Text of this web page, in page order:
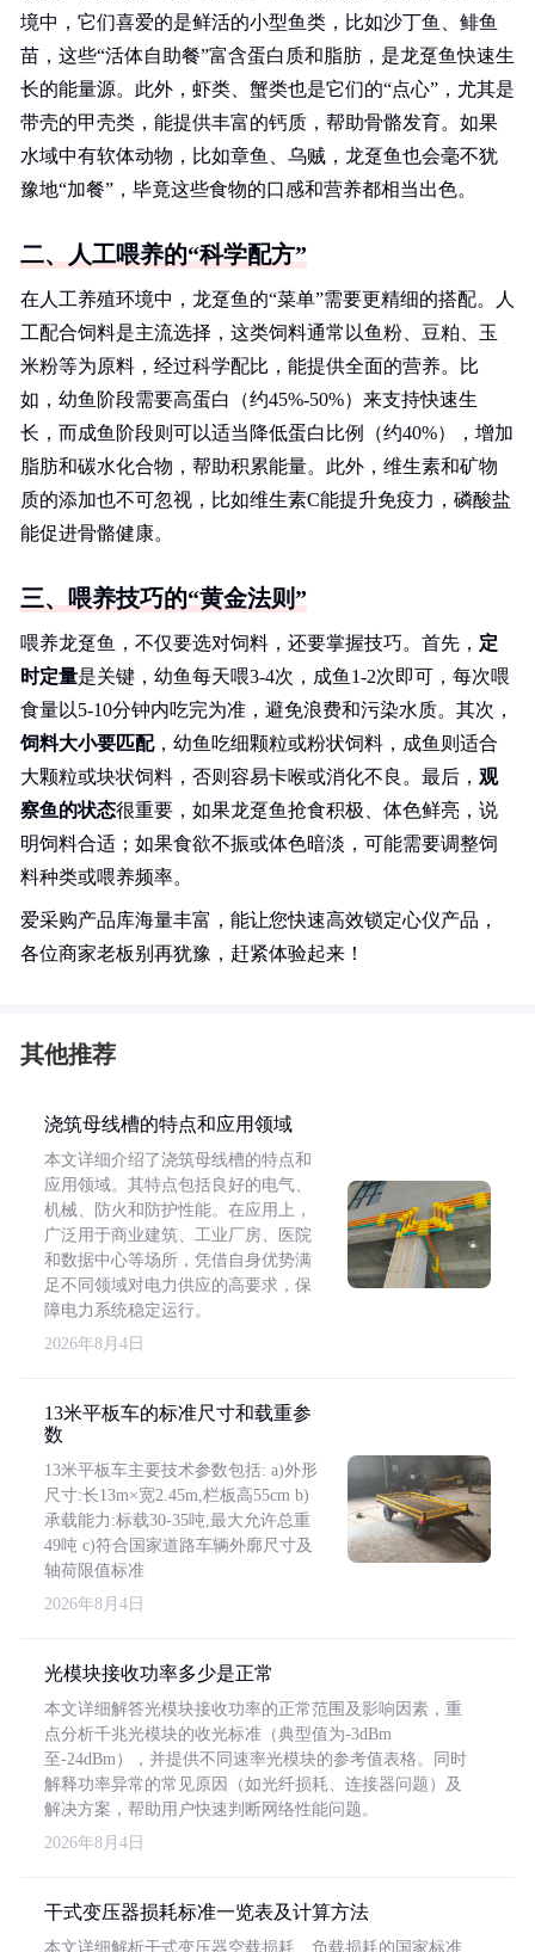
境中，它们喜爱的是鲜活的小型鱼类，比如沙丁鱼、鲱鱼
苗，这些“活体自助餐”富含蛋白质和脂肪，是龙趸鱼快速生
长的能量源。此外，虾类、蟹类也是它们的“点心”，尤其是
带壳的甲壳类，能提供丰富的钙质，帮助骨骼发育。如果
水域中有软体动物，比如章鱼、乌贼，龙趸鱼也会毫不犹
豫地“加餐”，毕竟这些食物的口感和营养都相当出色。
二、人工喂养的“科学配方”
在人工养殖环境中，龙趸鱼的“菜单”需要更精细的搭配。人
工配合饲料是主流选择，这类饲料通常以鱼粉、豆粕、玉
米粉等为原料，经过科学配比，能提供全面的营养。比
如，幼鱼阶段需要高蛋白（约45%-50%）来支持快速生
长，而成鱼阶段则可以适当降低蛋白比例（约40%），增加
脂肪和碳水化合物，帮助积累能量。此外，维生素和矿物
质的添加也不可忽视，比如维生素C能提升免疫力，磷酸盐
能促进骨骼健康。
三、喂养技巧的“黄金法则”
喂养龙趸鱼，不仅要选对饲料，还要掌握技巧。首先， 定
时定量是关键，幼鱼每天喂3-4次，成鱼1-2次即可，每次喂
食量以5-10分钟内吃完为准，避免浪费和污染水质。其次，
饲料大小要匹配，幼鱼吃细颗粒或粉状饲料，成鱼则适合
大颗粒或块状饲料，否则容易卡喉或消化不良。最后， 观
察鱼的状态很重要，如果龙趸鱼抢食积极、体色鲜亮，说
明饲料合适；如果食欲不振或体色暗淡，可能需要调整饲
料种类或喂养频率。
爱采购产品库海量丰富，能让您快速高效锁定心仪产品，
各位商家老板别再犹豫，赶紧体验起来！
其他推荐
浇筑母线槽的特点和应用领域
本文详细介绍了浇筑母线槽的特点和
应用领域。其特点包括良好的电气、
机械、防火和防护性能。在应用上，
广泛用于商业建筑、工业厂房、医院
和数据中心等场所，凭借自身优势满
足不同领域对电力供应的高要求，保
障电力系统稳定运行。
2026年8月4日
13米平板车的标准尺寸和载重参
数
13米平板车主要技术参数包括: a)外形
尺寸:长13m×宽2.45m,栏板高55cm b)
承载能力:标载30-35吨,最大允许总重
49吨 c)符合国家道路车辆外廓尺寸及
轴荷限值标准
2026年8月4日
光模块接收功率多少是正常
本文详细解答光模块接收功率的正常范围及影响因素，重
点分析千兆光模块的收光标准（典型值为-3dBm
至-24dBm），并提供不同速率光模块的参考值表格。同时
解释功率异常的常见原因（如光纤损耗、连接器问题）及
解决方案，帮助用户快速判断网络性能问题。
2026年8月4日
干式变压器损耗标准一览表及计算方法
本文详细解析干式变压器空载损耗、负载损耗的国家标准